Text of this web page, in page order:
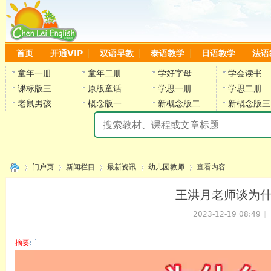
首页 开通VIP 双语早教 泰语教学 日语教学 法语
童年一册 童年二册 学好字母
学会读书
课标版三
原版童话 学思一册
学思二册
老鼠男孩
概念版一 新概念版二 新概念版三
陈雷
门户页 新闻栏目 最新资讯 幼儿园教师 查看内容
王洪月老师谈为
2023-12-19 08:49
摘要: `